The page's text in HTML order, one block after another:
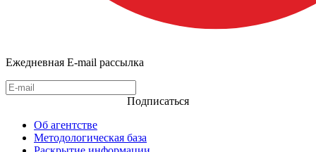
Ежедневная E-mail рассылка
Подписаться
Об агентстве
Методологическая база